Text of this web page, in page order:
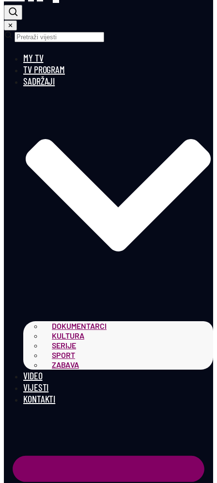
✕
MY TV
TV PROGRAM
SADRŽAJI
DOKUMENTARCI
KULTURA
SERIJE
SPORT
ZABAVA
VIDEO
VIJESTI
KONTAKTI